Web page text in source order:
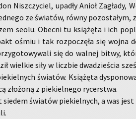
Nisz­czy­ciel, upa­dły Anioł Za­gła­dy,
ze świa­tów, równy po­zo­sta­łym,
seolu. Obec­ni tu ksią­żę­ta i ich
ośmiu i tak roz­po­czę­ła się wojna
się do wal­nej bitwy,
wiel­kie siły w licz­bie dwa­dzie­ścia
świa­tów. Ksią­żę­ta
zło­żo­ną z pie­kiel­ne­go ry­cer­stwa.
sie­dem świa­tów pie­kiel­nych, a was